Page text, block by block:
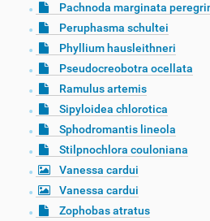
Pachnoda marginata
Peruphasma schultei
Phyllium hausleithneri
Pseudocreobotra ocellata
Ramulus artemis
Sipyloidea chlorotica
Sphodromantis lineola
Stilpnochlora couloniana
Vanessa cardui
Vanessa cardui
Zophobas atratus